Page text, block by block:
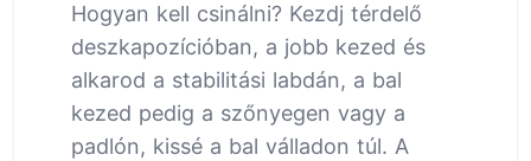
Hogyan kell csinálni? Kezdj térdelő
deszkapozícióban, a jobb kezed és
alkarod a stabilitási labdán, a bal
kezed pedig a szőnyegen vagy a
padlón, kissé a bal válladon túl. A